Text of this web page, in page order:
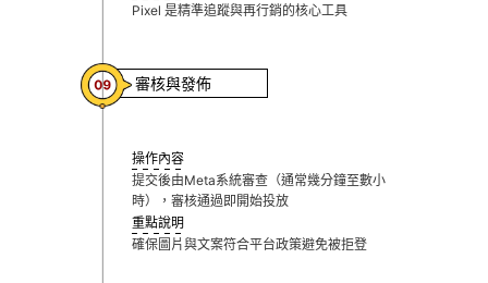
Pixel 是精準追蹤與再行銷的核心工具
審核與發佈
操作內容
提交後由Meta系統審查（通常幾分鐘至數小
時），審核通過即開始投放
重點說明
確保圖片與文案符合平台政策避免被拒登